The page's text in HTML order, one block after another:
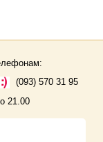
(093) 570 31 95
21.00